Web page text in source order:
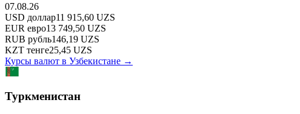
07.08.26
USD доллар11 915,60 UZS
EUR евро13 749,50 UZS
RUB рубль146,19 UZS
KZT тенге25,45 UZS
Курсы валют в Узбекистане →
Туркменистан